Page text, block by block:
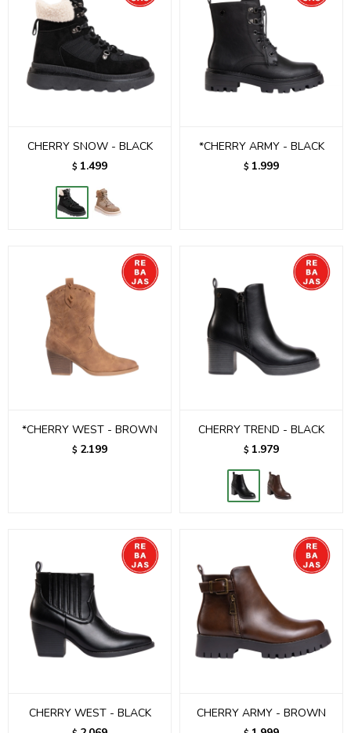
CHERRY SNOW - BLACK
$ 1.499
*CHERRY ARMY - BLACK
$ 1.999
*CHERRY WEST - BROWN
$ 2.199
CHERRY TREND - BLACK
$ 1.979
CHERRY WEST - BLACK CHERRY ARMY - BROWN